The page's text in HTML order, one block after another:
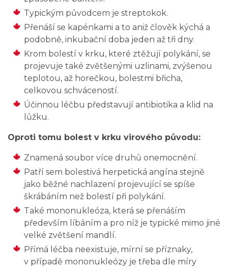
Typickým původcem je streptokok.
Přenáší se kapénkami a to aniž člověk kýchá a
podobně, inkubační doba jeden až tři dny.
Krom bolestí v krku, které ztěžují polykání, se
projevuje také zvětšenými uzlinami, zvýšenou
teplotou, až horečkou, bolestmi břicha,
celkovou schváceností.
Účinnou léčbu představují antibiotika a klid na
lůžku.
Oproti tomu bolest v krku virového původu:
Znamená soubor více druhů onemocnění.
Patří sem bolestivá herpetická angína stejně
jako běžné nachlazení projevující se spíše
škrábáním než bolestí při polykání.
Také mononukleóza, která se přenáším
především líbáním a pro níž je typické mimo jiné
velké zvětšení mandlí.
Přímá léčba neexistuje, mírní se příznaky,
v případě mononukleózy je třeba dle míry